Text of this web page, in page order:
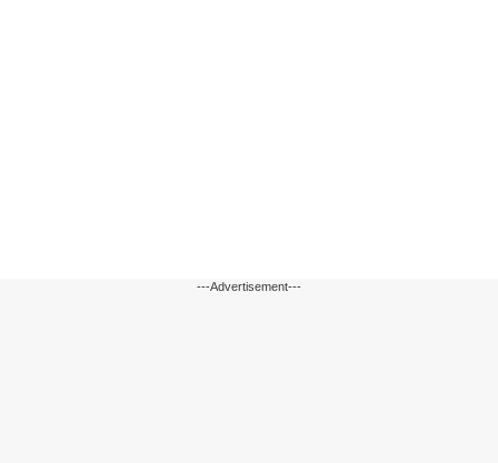
---Advertisement---